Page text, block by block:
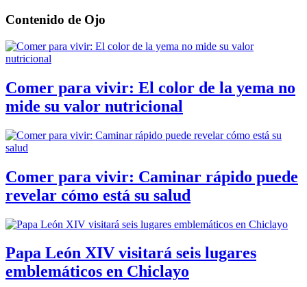
Contenido de Ojo
Comer para vivir: El color de la yema no
mide su valor nutricional
Comer para vivir: Caminar rápido puede
revelar cómo está su salud
Papa León XIV visitará seis lugares
emblemáticos en Chiclayo